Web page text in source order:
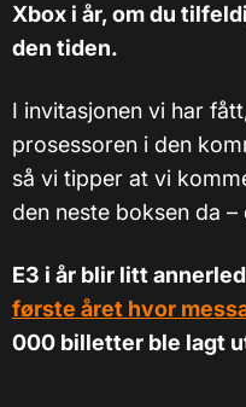
Xbox i år, om du
den tiden.
I invitasjonen vi har
prosessoren i den
så vi tipper at vi
den neste boksen da
E3 i år blir litt
første året hvor
000 billetter ble lagt